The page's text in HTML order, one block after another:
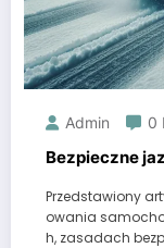
Admin 0
Bezpieczne
Przedstawiony
owania
h, zasadach